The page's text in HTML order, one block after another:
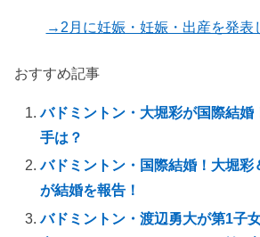
→2月に妊娠・妊娠・出産を発表
おすすめ記事
バドミントン・大堀彩が国際結婚
手は？
バドミントン・国際結婚！大堀彩
が結婚を報告！
バドミントン・渡辺勇大が第1子